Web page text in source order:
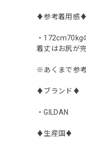
♦︎参考着用感♦︎
・172cm70kg
着丈はお尻が
※あくまで参
♦︎ブランド♦︎
・GILDAN
♦︎生産国♦︎